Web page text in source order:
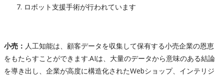
ロボット支援手術が行われています
小売： 人工知能は、顧客データを収集して保有する小売企業の恩恵
をもたらすことができます.AIは、大量のデータから意味のある結論
を導き出し、企業が高度に構造化されたWebショップ、インテリジ